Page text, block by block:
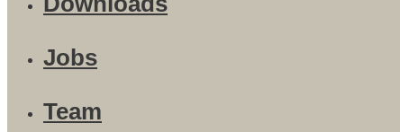
Jobs
Team